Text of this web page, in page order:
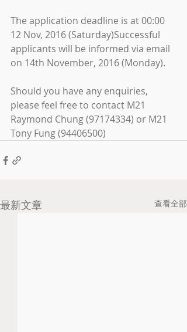
The application deadline is at 00:00
12 Nov, 2016 (Saturday)Successful
applicants will be informed via email
on 14th November, 2016 (Monday).
Should you have any enquiries,
please feel free to contact M21
Raymond Chung (97174334) or M21
Tony Fung (94406500)
最新文章 查看全部